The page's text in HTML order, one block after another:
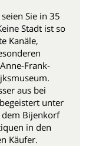
Sie in 35
Stadt ist so
Kanäle,
Frank-
aus bei
unter
Bijenkorf
in den
Käufer.